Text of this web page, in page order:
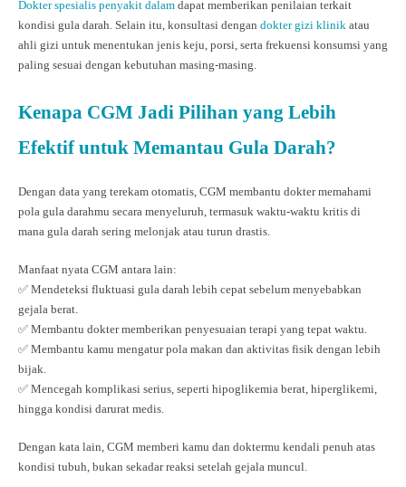
Dokter spesialis penyakit dalam dapat memberikan penilaian terkait
kondisi gula darah. Selain itu, konsultasi dengan dokter gizi klinik atau
ahli gizi untuk menentukan jenis keju, porsi, serta frekuensi konsumsi yang
paling sesuai dengan kebutuhan masing-masing.
Kenapa CGM Jadi Pilihan yang Lebih
Efektif untuk Memantau Gula Darah?
Dengan data yang terekam otomatis, CGM membantu dokter memahami
pola gula darahmu secara menyeluruh, termasuk waktu-waktu kritis di
mana gula darah sering melonjak atau turun drastis.
Manfaat nyata CGM antara lain:
✅ Mendeteksi fluktuasi gula darah lebih cepat sebelum menyebabkan
gejala berat.
✅ Membantu dokter memberikan penyesuaian terapi yang tepat waktu.
✅ Membantu kamu mengatur pola makan dan aktivitas fisik dengan lebih
bijak.
✅ Mencegah komplikasi serius, seperti hipoglikemia berat, hiperglikemi,
hingga kondisi darurat medis.
Dengan kata lain, CGM memberi kamu dan doktermu kendali penuh atas
kondisi tubuh, bukan sekadar reaksi setelah gejala muncul.